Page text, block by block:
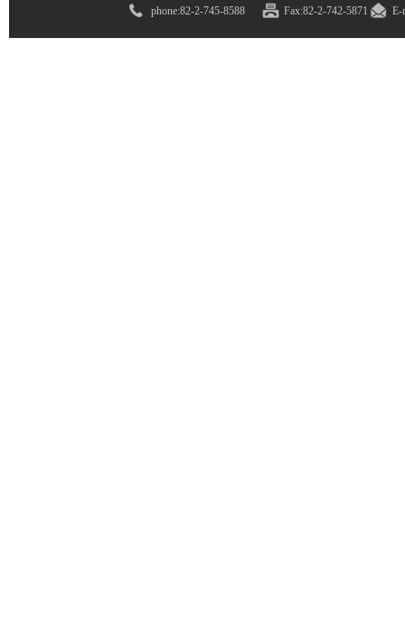
phone:82-2-745-8588 Fax:82-2-742-5871 E-